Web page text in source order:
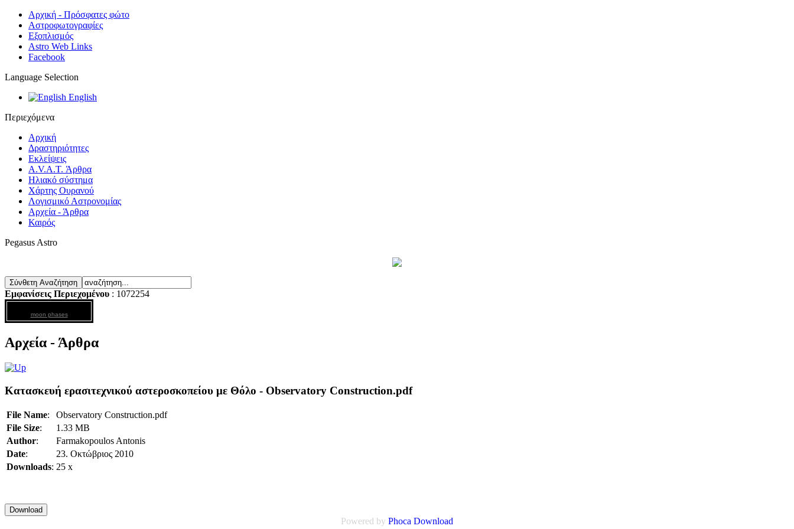
Αρχική - Πρόσφατες φώτο
Αστροφωτογραφίες
Εξοπλισμός
Astro Web Links
Facebook
Language Selection
English
Περιεχόμενα
Αρχική
Δραστηριότητες
Εκλείψεις
A.V.A.T. Άρθρα
Ηλιακό σύστημα
Χάρτης Ουρανού
Λογισμικό Αστρoνομίας
Αρχεία - Άρθρα
Καιρός
Pegasus Astro
Εμφανίσεις Περιεχομένου : 1072254
moon phases
Αρχεία - Άρθρα
Κατασκευή ερασιτεχνικού αστεροσκοπείου με Θόλο - Observatory Construction.pdf
File Name:
Observatory Construction.pdf
File Size:
1.33 MB
Author:
Farmakopoulos Antonis
Date:
23. Οκτώβριος 2010
Downloads: 25 x
Powered by Phoca Download